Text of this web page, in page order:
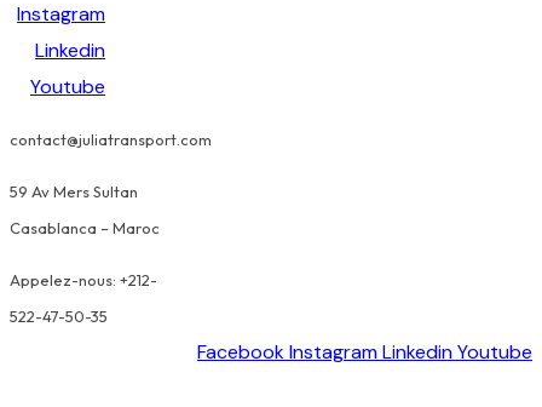
Instagram
Linkedin
Youtube
contact@juliatransport.com
59 Av Mers Sultan
Casablanca – Maroc
Appelez-nous: +212-
522-47-50-35
FacebookInstagramLinkedinYoutube